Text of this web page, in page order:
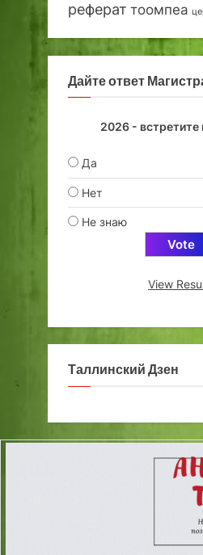
реферат тоомпеа
Дайте ответ
2026 - встретите
Да
Нет
Не знаю
View
Таллинский Дзен